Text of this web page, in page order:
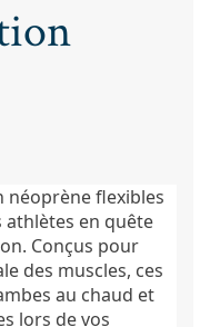
néoprène flexibles
athlètes en quête
Conçus pour
des muscles, ces
au chaud et
lors de vos